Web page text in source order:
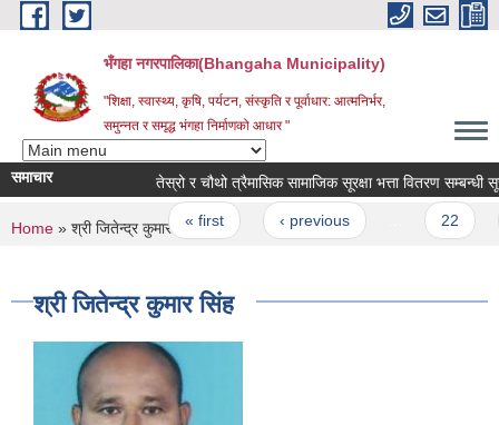
Skip to main content
भँगहा नगरपालिका(Bhangaha Municipality)
"शिक्षा, स्वास्थ्य, कृषि, पर्यटन, संस्कृति र पूर्वाधार: आत्मनिर्भर,
समुन्नत र समृद्ध भंगहा निर्माणको आधार "
समाचार तेस्रो र चौथो त्रैमासिक सामाजिक सूरक्षा भत्ता वितरण सम्बन्धी
Pages
« first ‹ previous
You are here
Home » श्री जितेन्द्र कुमार सिंह
श्री जितेन्द्र कुमार सिंह